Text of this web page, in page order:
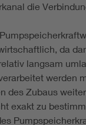
die
da
langsam
werden
des Zubaus
exakt zu